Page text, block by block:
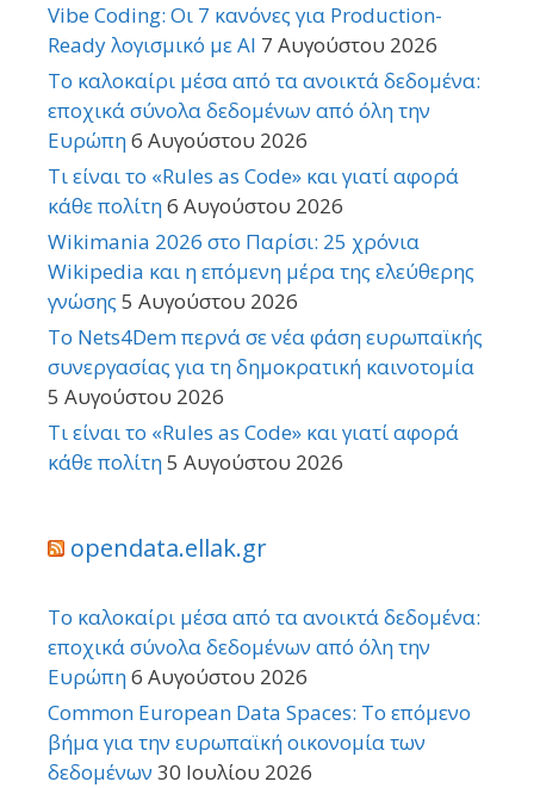
Vibe Coding: Οι 7 κανόνες για Production-
Ready λογισμικό με AI 7 Αυγούστου 2026
Το καλοκαίρι μέσα από τα ανοικτά δεδομένα:
εποχικά σύνολα δεδομένων από όλη την
Ευρώπη6 Αυγούστου 2026
Τι είναι το «Rules as Code» και γιατί αφορά
κάθε πολίτη6 Αυγούστου 2026
Wikimania 2026 στο Παρίσι: 25 χρόνια
Wikipedia και η επόμενη μέρα της ελεύθερης
γνώσης 5 Αυγούστου 2026
Το Nets4Dem περνά σε νέα φάση ευρωπαϊκής
συνεργασίας για τη δημοκρατική καινοτομία
5 Αυγούστου 2026
Τι είναι το «Rules as Code» και γιατί αφορά
κάθε πολίτη5 Αυγούστου 2026
opendata.ellak.gr
Το καλοκαίρι μέσα από τα ανοικτά δεδομένα:
εποχικά σύνολα δεδομένων από όλη την
Ευρώπη6 Αυγούστου 2026
Common European Data Spaces: Το επόμενο
βήμα για την ευρωπαϊκή οικονομία των
δεδομένων 30 Ιουλίου 2026